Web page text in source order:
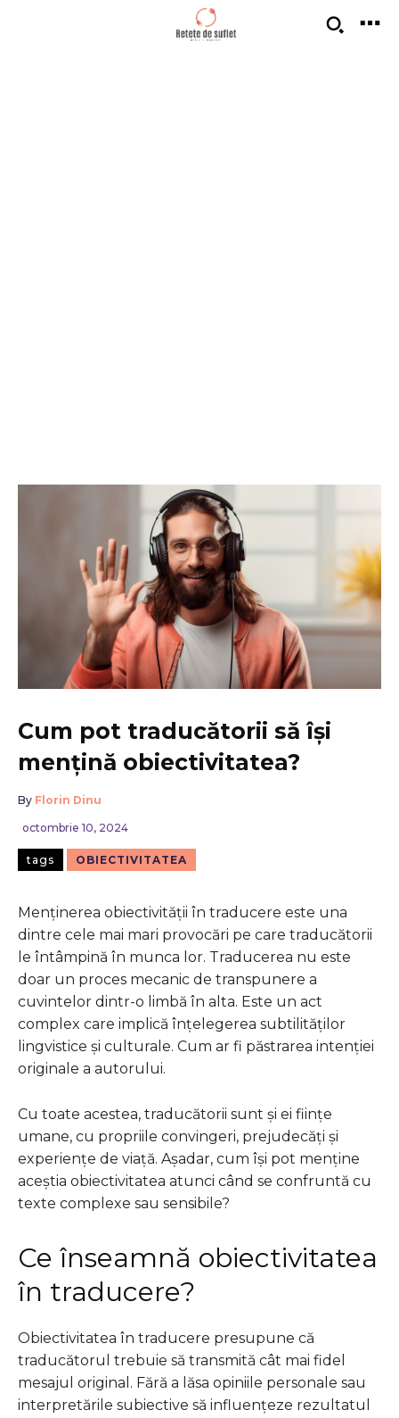
Cum pot traducătorii să își
mențină obiectivitatea?
By Florin Dinu
octombrie 10, 2024
tags OBIECTIVITATEA
Menținerea obiectivității în traducere este una
dintre cele mai mari provocări pe care traducătorii
le întâmpină în munca lor. Traducerea nu este
doar un proces mecanic de transpunere a
cuvintelor dintr-o limbă în alta. Este un act
complex care implică înțelegerea subtilităților
lingvistice și culturale. Cum ar fi păstrarea intenției
originale a autorului.
Cu toate acestea, traducătorii sunt și ei ființe
umane, cu propriile convingeri, prejudecăți și
experiențe de viață. Așadar, cum își pot menține
aceștia obiectivitatea atunci când se confruntă cu
texte complexe sau sensibile?
Ce înseamnă obiectivitatea
în traducere?
Obiectivitatea în traducere presupune că
traducătorul trebuie să transmită cât mai fidel
mesajul original. Fără a lăsa opiniile personale sau
interpretările subiective să influențeze rezultatul